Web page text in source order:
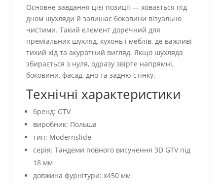
Основне завдання цієї позиції — ховається під
дном шухляди й залишає боковини візуально
чистими. Такий елемент доречний для
преміальних шухляд, кухонь і меблів, де важливі
тихий хід та акуратний вигляд. Якщо шухляда
збирається з нуля, одразу звірте напрямні,
боковини, фасад, дно та задню стінку.
Технічні характеристики
бренд: GTV
виробник: Польша
тип: Modernslide
серія: Тандеми повного висунення 3D GTV під
18 мм
довжина фурнітури: x450 мм